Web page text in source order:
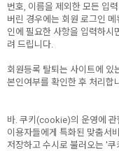
번호, 이름을 제외한 모든 입
버린 경우에는 회원 로그인
인에 필요한 사항을 입력하시
려 드립니다.
회원등록 탈퇴는 사이트에
본인여부를 확인한 후 처리합
바. 쿠키(cookie)의 운영에 관
이용자들에게 특화된 맞춤서
저장하고 수시로 불러오는 '